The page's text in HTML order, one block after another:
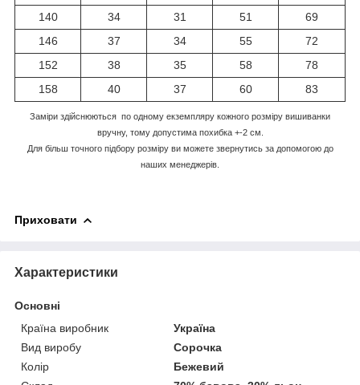
140
34 31 51
69
146
37 34 55
72
152
38 35 58
78
158
40 37 60 83
Заміри здійснюються по одному екземпляру кожного розміру вишиванки
вручну, тому допустима похибка +-2 см.
Для більш точного підбору розміру ви можете звернутись за допомогою до
наших менеджерів.
Приховати
Характеристики
Основні
Країна виробник
Україна
Вид виробу
Сорочка
Колір
Бежевий